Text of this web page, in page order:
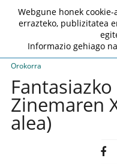
Orokorra
Zinemaren
alea)
Webgune honek
errazteko, publizitatea
Informazio gehiago